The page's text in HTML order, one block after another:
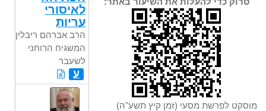
מוסקט לפרשת מסעי (זמן קיץ תשע"ה)
לאיסורי
עריות
הרב אברהם ריבלין,
המשגיח הרוחני
לשעבר
ע